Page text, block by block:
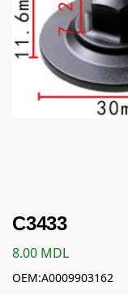
C3433
8.00 MDL
OEM:A0009903162